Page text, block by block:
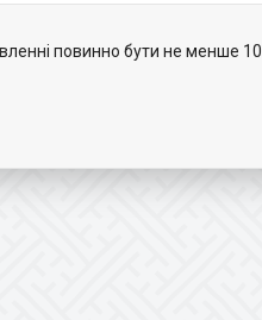
повинно бути не менше 10